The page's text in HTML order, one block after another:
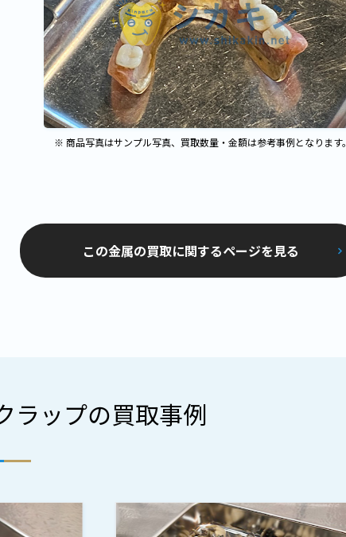
※ 商品写真はサンプル写真、買取数量・金額は参考事例となります。
この金属の買取に関するページを見る
ラップの買取事例